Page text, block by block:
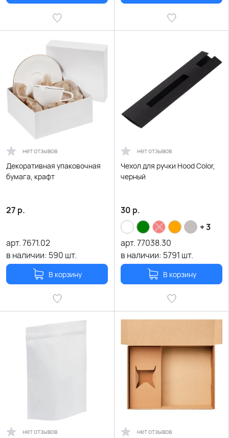
нет отзывов
Декоративная упаковочная
бумага, крафт
27 р.
арт.7671.02
в наличии: 590 шт.
В корзину
нет отзывов
Чехол для ручки Hood Color,
черный
30 р.
+ 3
арт.77038.30
в наличии: 5791 шт.
В корзину
нет отзывов нет отзывов